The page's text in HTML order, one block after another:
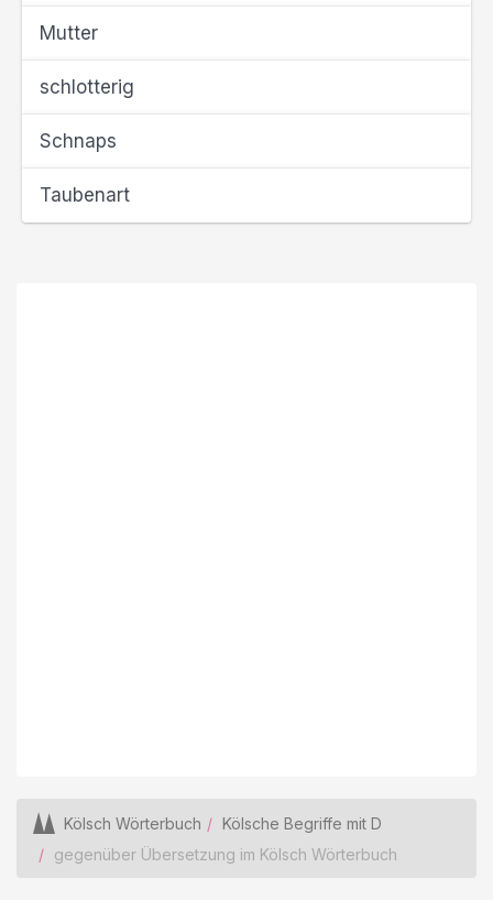
Mutter
schlotterig
Schnaps
Taubenart
Kölsch Wörterbuch
Kölsche Begriffe mit D
gegenüber Übersetzung im Kölsch Wörterbuch